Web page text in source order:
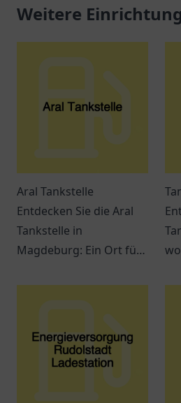
Weitere
Aral Tankstelle
Entdecken Sie die Aral
Tankstelle in
Magdeburg: Ein Ort für
Snacks und freundlichen
Jerichower Str. 24.